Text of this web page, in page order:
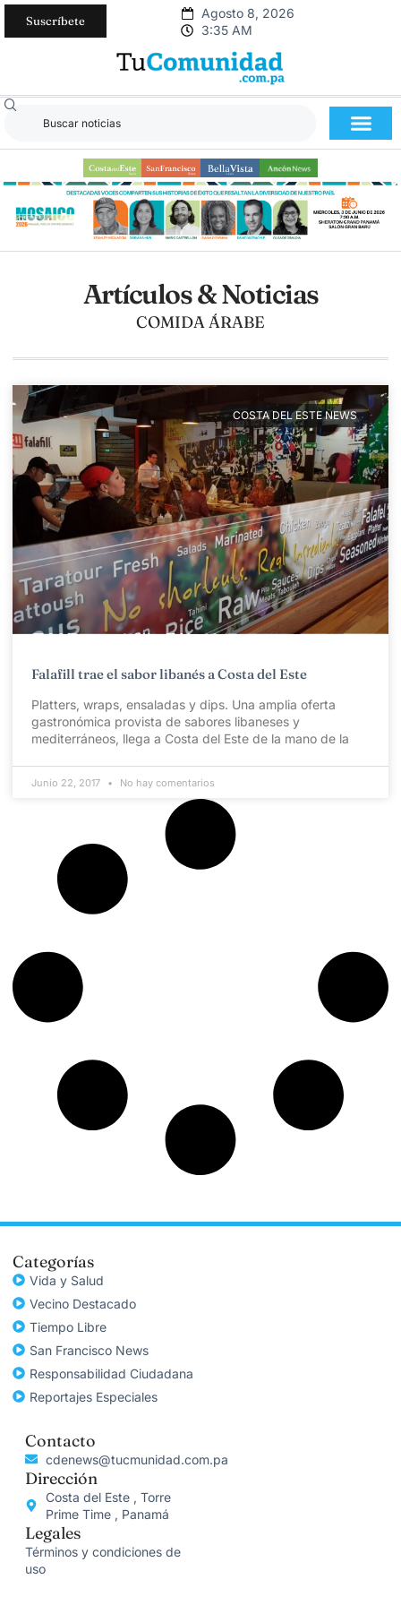
Suscríbete
Agosto 8, 2026
3:35 AM
Artículos & Noticias
COMIDA ÁRABE
COSTA DEL ESTE NEWS
Falafill trae el sabor libanés a Costa del Este
Platters, wraps, ensaladas y dips. Una amplia oferta
gastronómica provista de sabores libaneses y
mediterráneos, llega a Costa del Este de la mano de la
Junio 22, 2017 No hay comentarios
Categorías
Vida y Salud
Vecino Destacado
Tiempo Libre
San Francisco News
Responsabilidad Ciudadana
Reportajes Especiales
Contacto
cdenews@tucmunidad.com.pa
Dirección
Costa del Este , Torre
Prime Time , Panamá
Legales
Términos y condiciones de
uso